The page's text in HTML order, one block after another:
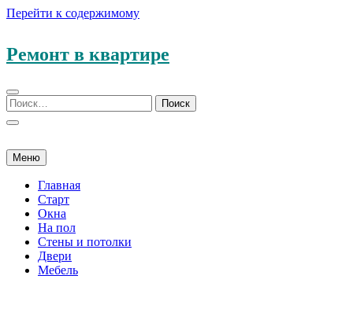
Перейти к содержимому
Ремонт в квартире
Меню
Главная
Старт
Окна
На пол
Стены и потолки
Двери
Мебель